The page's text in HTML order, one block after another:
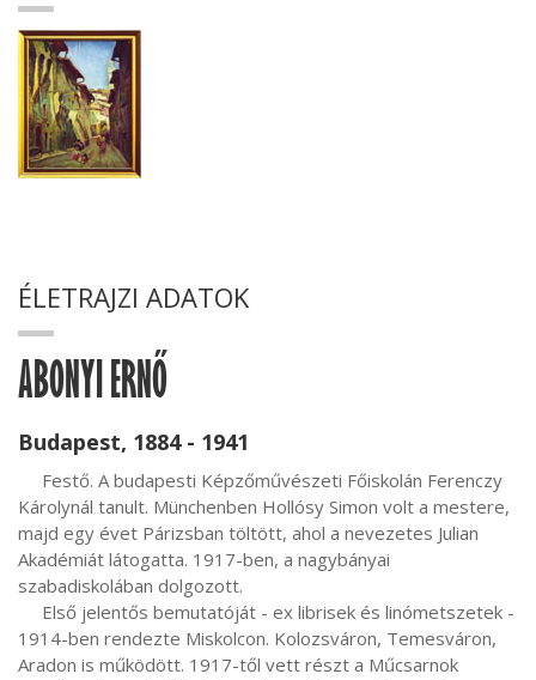
ÉLETRAJZI ADATOK
ABONYI ERNŐ
Budapest, 1884 - 1941
Károlynál tanult. Münchenben Hollósy Simon volt a mestere,
majd egy évet Párizsban töltött, ahol a nevezetes Julian
Akadémiát látogatta. 1917-ben, a nagybányai
szabadiskolában dolgozott.
1914-ben rendezte Miskolcon. Kolozsváron, Temesváron,
Aradon is működött. 1917-től vett részt a Műcsarnok